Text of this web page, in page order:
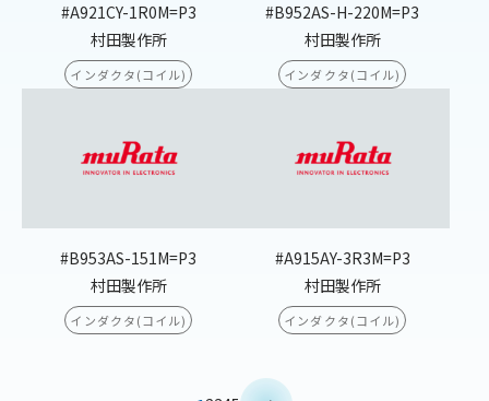
#A921CY-1R0M=P3
村田製作所
インダクタ(コイル)
#B952AS-H-220M=P3
村田製作所
インダクタ(コイル)
#B953AS-151M=P3
村田製作所
インダクタ(コイル)
#A915AY-3R3M=P3
村田製作所
インダクタ(コイル)